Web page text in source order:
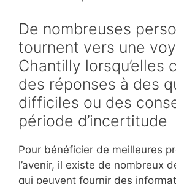
De nombreuses
tournent vers une
Chantilly lorsqu’elles
des réponses à des
difficiles ou des
période d’incertitude
Pour bénéficier de meilleures
l’avenir, il existe de nombreux
qui peuvent fournir des